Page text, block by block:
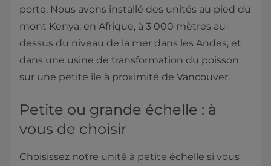
porte. Nous avons installé des unités au pied du
mont Kenya, en Afrique, à 3 000 mètres au-
dessus du niveau de la mer dans les Andes, et
dans une usine de transformation du poisson
sur une petite île à proximité de Vancouver.
Petite ou grande échelle : à
vous de choisir
Choisissez notre unité à petite échelle si vous